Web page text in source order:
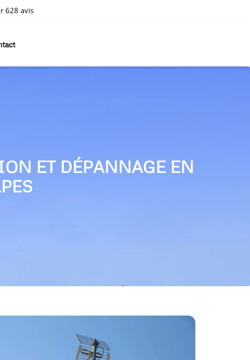
628 avis
ET DÉPANNAGE EN